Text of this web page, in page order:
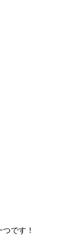
です！